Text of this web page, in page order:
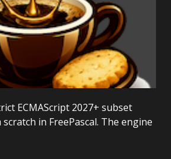
ECMAScript 2027+ subset
in FreePascal. The engine